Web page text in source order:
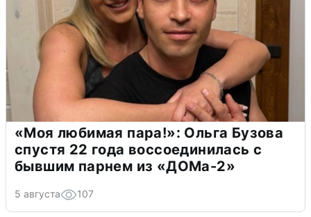
«Моя любимая пара!»: Ольга Бузова
спустя 22 года воссоединилась с
бывшим парнем из «ДОМа-2»
5 августа 107